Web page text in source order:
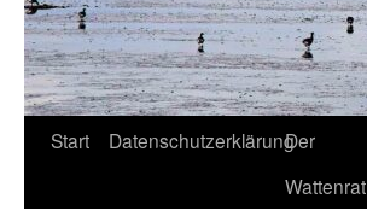
Start DatenschutzerklärungDer
Wattenrat